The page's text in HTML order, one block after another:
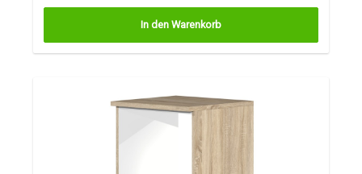
In den Warenkorb